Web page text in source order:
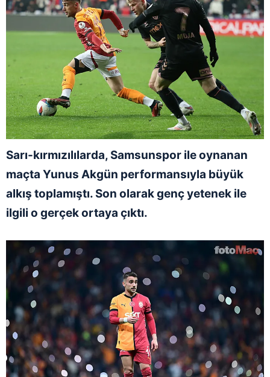
Sarı-kırmızılılarda, Samsunspor ile oynanan
maçta Yunus Akgün performansıyla büyük
alkış toplamıştı. Son olarak genç yetenek ile
ilgili o gerçek ortaya çıktı.